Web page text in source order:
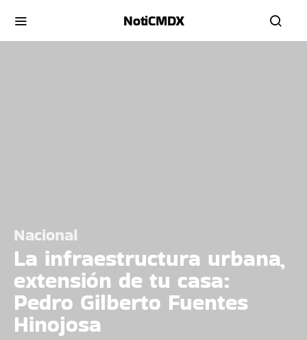
NotiCMDX
Nacional
La infraestructura urbana,
extensión de tu casa:
Pedro Gilberto Fuentes
Hinojosa